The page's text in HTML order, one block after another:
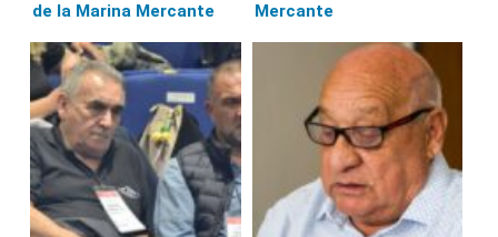
de la Marina Mercante
Mercante